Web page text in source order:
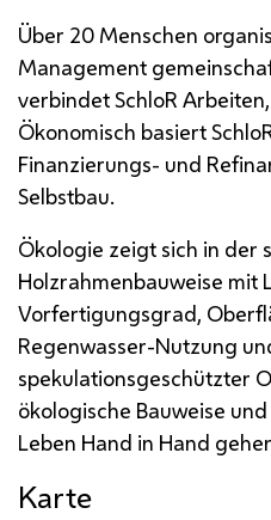
Über 20 Menschen
Management
verbindet SchloR
Ökonomisch basiert
Finanzierungs- und
Selbstbau.
Ökologie zeigt sich in der
Holzrahmenbauweise mit
Vorfertigungsgrad,
Regenwasser-Nutzung
spekulationsgeschützter
ökologische Bauweise
Leben Hand in Hand
Karte